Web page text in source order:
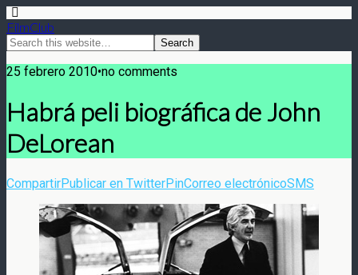
FilmClub
25 febrero 2010•no comments
Habrá peli biográfica de John
DeLorean
CompartirPublicar en TwitterPinCorreo electrónicoSMS